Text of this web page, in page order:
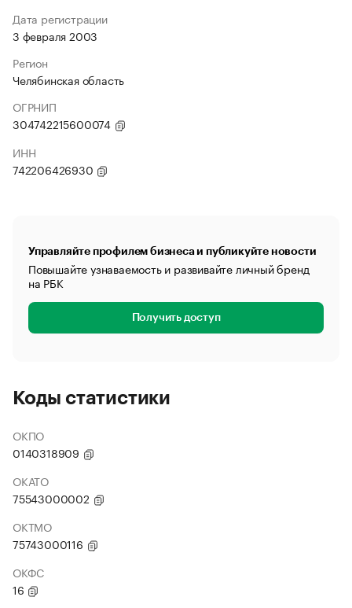
Дата регистрации
3 февраля 2003
Регион
Челябинская область
ОГРНИП
304742215600074
ИНН
742206426930
Управляйте профилем бизнеса и публикуйте новости
Повышайте узнаваемость и развивайте личный бренд
на РБК
Получить доступ
Коды статистики
ОКПО
0140318909
ОКАТО
75543000002
ОКТМО
75743000116
ОКФС
16